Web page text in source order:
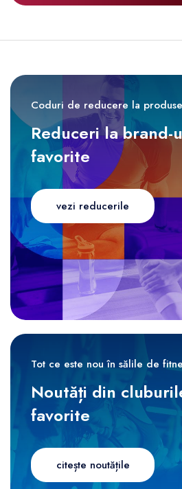
Coduri de reducere la
Reduceri la brand-
favorite
vezi reducerile
Tot ce este nou în sălile de
Noutăți din
favorite
citește noutățile